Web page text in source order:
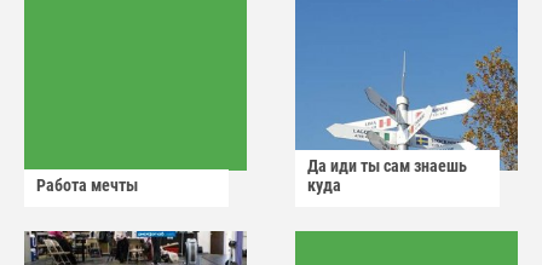
Работа мечты
Да иди ты сам знаешь
куда